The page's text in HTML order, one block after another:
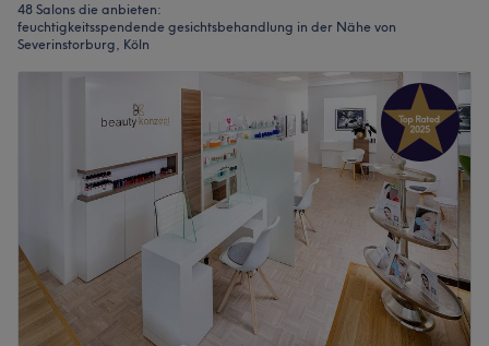
48 Salons die anbieten:
feuchtigkeitsspendende gesichtsbehandlung in der Nähe von
Severinstorburg, Köln